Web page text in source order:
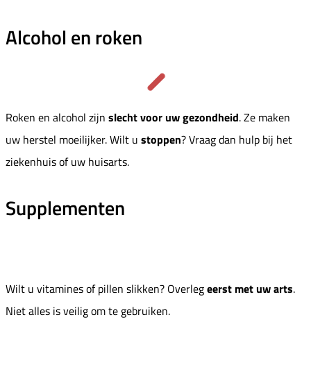
Alcohol en roken
Roken en alcohol zijn slecht voor uw gezondheid. Ze maken
uw herstel moeilijker. Wilt u stoppen? Vraag dan hulp bij het
ziekenhuis of uw huisarts.
Supplementen
Wilt u vitamines of pillen slikken? Overlegeerst met uw arts.
Niet alles is veilig om te gebruiken.